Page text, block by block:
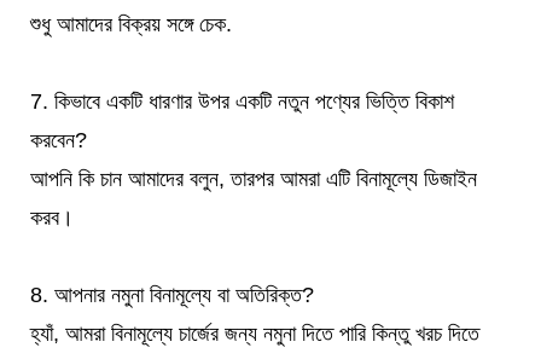
শুধু আমাদের বিক্রয় সঙ্গে চেক.
7. কিভাবে একটি ধারণার উপর একটি নতুন পণ্যের ভিত্তি বিকাশ
করবেন?
আপনি কি চান আমাদের বলুন, তারপর আমরা এটি বিনামূল্যে ডিজাইন
করব।
8. আপনার নমুনা বিনামূল্যে বা অতিরিক্ত?
হ্যাঁ, আমরা বিনামূল্যে চার্জের জন্য নমুনা দিতে পারি কিন্তু খরচ দিতে